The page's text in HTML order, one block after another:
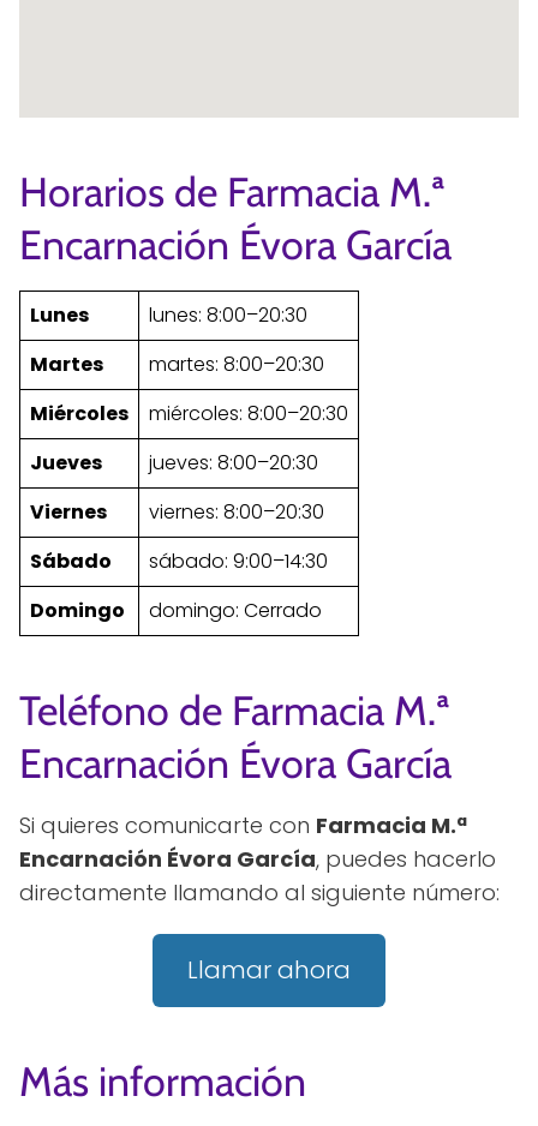
Horarios de Farmacia M.ª
Encarnación Évora García
Lunes
lunes: 8:00–20:30
Martes
martes: 8:00–20:30
Miércoles
miércoles: 8:00–20:30
Jueves
jueves: 8:00–20:30
Viernes
viernes: 8:00–20:30
Sábado
sábado: 9:00–14:30
Domingo
domingo: Cerrado
Teléfono de Farmacia M.ª
Encarnación Évora García
Si quieres comunicarte con Farmacia M.ª
Encarnación Évora García, puedes hacerlo
directamente llamando al siguiente número:
Llamar ahora
Más información